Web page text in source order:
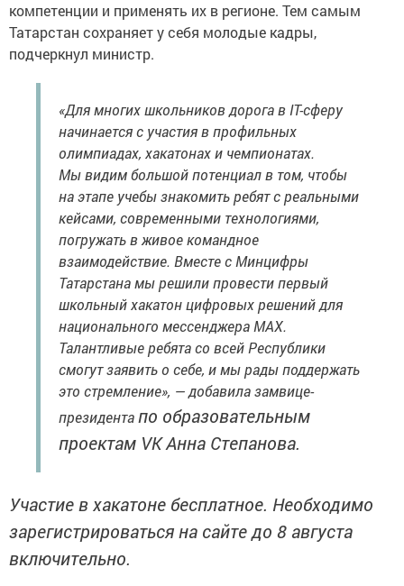
компетенции и применять их в регионе. Тем самым
Татарстан сохраняет у себя молодые кадры,
подчеркнул министр.
«Для многих школьников дорога в IT-сферу
начинается с участия в профильных
олимпиадах, хакатонах и чемпионатах.
Мы видим большой потенциал в том, чтобы
на этапе учебы знакомить ребят с реальными
кейсами, современными технологиями,
погружать в живое командное
взаимодействие. Вместе с Минцифры
Татарстана мы решили провести первый
школьный хакатон цифровых решений для
национального мессенджера MAX.
Талантливые ребята со всей Республики
смогут заявить о себе, и мы рады поддержать
это стремление», — добавила замвице-
президента по образовательным
проектам VK Анна Степанова.
Участие в хакатоне бесплатное. Необходимо
зарегистрироваться на сайте до 8 августа
включительно.